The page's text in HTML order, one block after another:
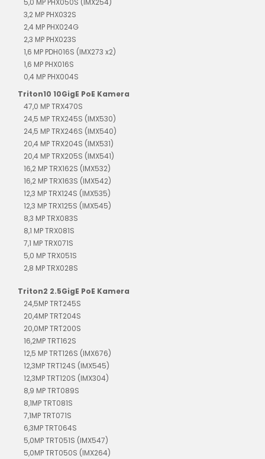
5,0 MP PHX050S (IMX254)
3,2 MP PHX032S
2,4 MP PHX024G
2,3 MP PHX023S
1,6 MP PDH016S (IMX273 x2)
1,6 MP PHX016S
0,4 MP PHX004S
Triton10 10GigE PoE Kamera
47,0 MP TRX470S
24,5 MP TRX245S (IMX530)
24,5 MP TRX246S (IMX540)
20,4 MP TRX204S (IMX531)
20,4 MP TRX205S (IMX541)
16,2 MP TRX162S (IMX532)
16,2 MP TRX163S (IMX542)
12,3 MP TRX124S (IMX535)
12,3 MP TRX125S (IMX545)
8,3 MP TRX083S
8,1 MP TRX081S
7,1 MP TRX071S
5,0 MP TRX051S
2,8 MP TRX028S
Triton2 2.5GigE PoE Kamera
24,5MP TRT245S
20,4MP TRT204S
20,0MP TRT200S
16,2MP TRT162S
12,5 MP TRT126S (IMX676)
12,3MP TRT124S (IMX545)
12,3MP TRT120S (IMX304)
8,9 MP TRT089S
8,1MP TRT081S
7,1MP TRT071S
6,3MP TRT064S
5,0MP TRT051S (IMX547)
5,0MP TRT050S (IMX264)